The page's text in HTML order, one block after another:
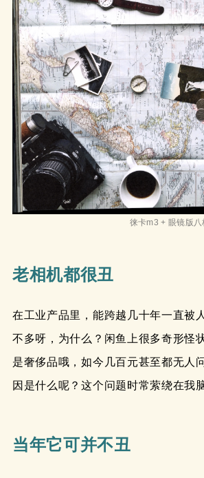
徕卡m3 + 眼镜版
老相机都很丑
在工业产品里，能跨越几十年一直被
不多呀，为什么？闲鱼上很多奇形怪
是奢侈品哦，如今几百元甚至都无人
因是什么呢？这个问题时常萦绕在我
当年它可并不丑